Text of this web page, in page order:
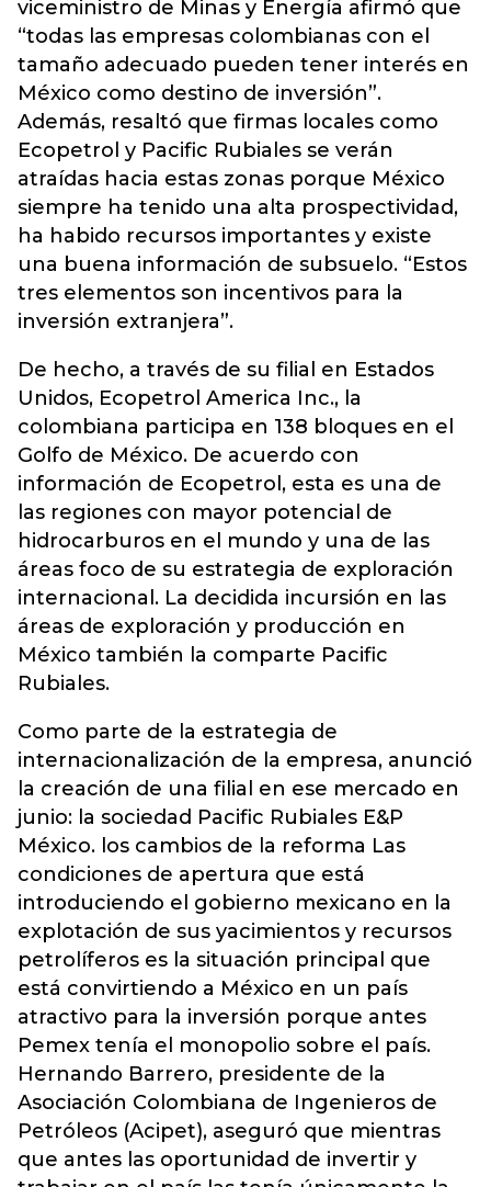
viceministro de Minas y Energía afirmó que
“todas las empresas colombianas con el
tamaño adecuado pueden tener interés en
México como destino de inversión”.
Además, resaltó que firmas locales como
Ecopetrol y Pacific Rubiales se verán
atraídas hacia estas zonas porque México
siempre ha tenido una alta prospectividad,
ha habido recursos importantes y existe
una buena información de subsuelo. “Estos
tres elementos son incentivos para la
inversión extranjera”.
De hecho, a través de su filial en Estados
Unidos, Ecopetrol America Inc., la
colombiana participa en 138 bloques en el
Golfo de México. De acuerdo con
información de Ecopetrol, esta es una de
las regiones con mayor potencial de
hidrocarburos en el mundo y una de las
áreas foco de su estrategia de exploración
internacional. La decidida incursión en las
áreas de exploración y producción en
México también la comparte Pacific
Rubiales.
Como parte de la estrategia de
internacionalización de la empresa, anunció
la creación de una filial en ese mercado en
junio: la sociedad Pacific Rubiales E&P
México. los cambios de la reforma Las
condiciones de apertura que está
introduciendo el gobierno mexicano en la
explotación de sus yacimientos y recursos
petrolíferos es la situación principal que
está convirtiendo a México en un país
atractivo para la inversión porque antes
Pemex tenía el monopolio sobre el país.
Hernando Barrero, presidente de la
Asociación Colombiana de Ingenieros de
Petróleos (Acipet), aseguró que mientras
que antes las oportunidad de invertir y